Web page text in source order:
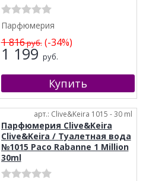
Парфюмерия
1 816руб.(-34%)
1 199 руб.
арт.: Clive&Keira 1015 - 30 ml
Парфюмерия Clive&Keira
Clive&Keira / Туалетная вода
№1015 Paco Rabanne 1 Million
30ml